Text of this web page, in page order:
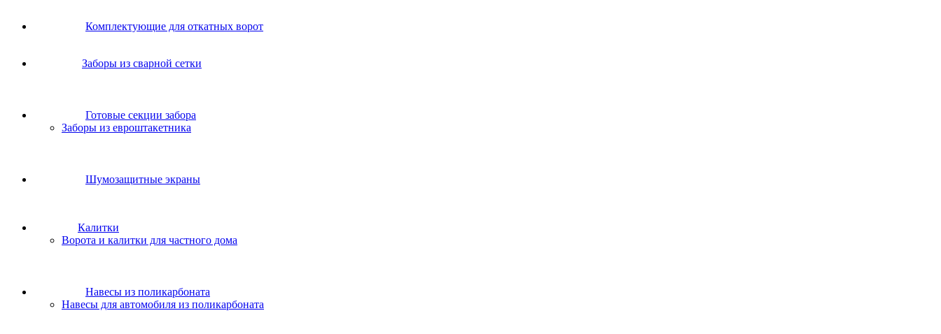
Комплектующие для откатных ворот
Заборы из сварной сетки
Готовые секции забора
Заборы из евроштакетника
Шумозащитные экраны
Калитки
Ворота и калитки для частного дома
Навесы из поликарбоната
Навесы для автомобиля из поликарбоната